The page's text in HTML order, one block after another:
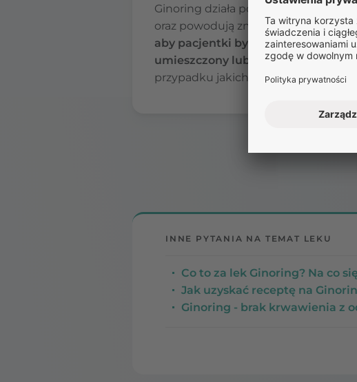
Ginoring działa poprzez
oraz powodują zmiany w śluzie
aby pacjentki były świadome, że
umieszczony lub jeśli pacjentka
przypadku jakichkolwiek
INNE PYTANIA NA TEMAT LEKU
Co to za lek Ginoring? Na co
Jak uzyskać receptę na
Ginoring - brak krwawienia z